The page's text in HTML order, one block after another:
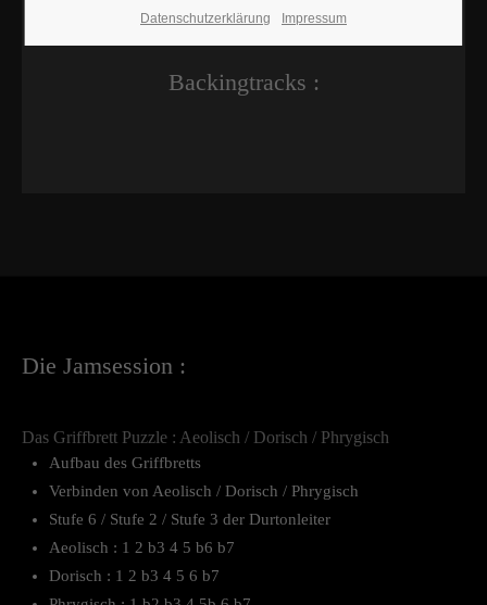
Backingtracks :
Die Jamsession :
Das Griffbrett Puzzle : Aeolisch / Dorisch / Phrygisch
Aufbau des Griffbretts
Verbinden von Aeolisch / Dorisch / Phrygisch
Stufe 6 / Stufe 2 / Stufe 3 der Durtonleiter
Aeolisch : 1 2 b3 4 5 b6 b7
Dorisch : 1 2 b3 4 5 6 b7
Datenschutzerklärung Impressum